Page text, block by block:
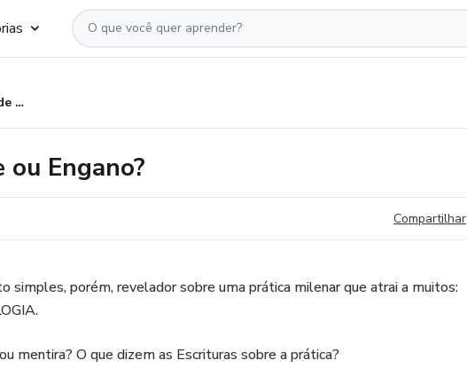
Astrologia: Verdade ou Engano?
Engano?
Compartilhar
simples, porém, revelador sobre uma prática milenar que atrai a muitos:
mentira? O que dizem as Escrituras sobre a prática?